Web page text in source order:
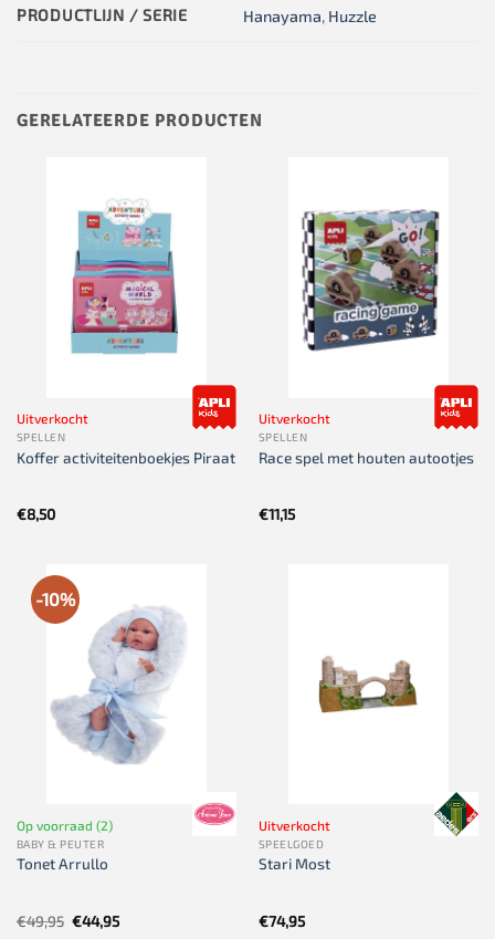
PRODUCTLIJN / SERIE Hanayama, Huzzle
GERELATEERDE PRODUCTEN
Uitverkocht
SPELLEN
Koffer activiteitenboekjes Piraat
€8,50
Uitverkocht
SPELLEN
Race spel met houten autootjes
€11,15
-10%
Op voorraad (2)
BABY & PEUTER
Tonet Arrullo
€49,95 Oorspronkelijke
prijs
€44,95Huidige
Uitverkocht
SPEELGOED
Stari Most
€74,95